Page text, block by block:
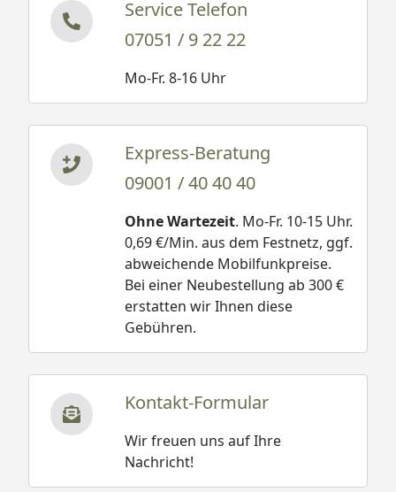
Service Telefon
07051 / 9 22 22
Mo-Fr. 8-16 Uhr
Express-Beratung
09001 / 40 40 40
Ohne Wartezeit. Mo-Fr. 10-15 Uhr.
0,69 €/Min. aus dem Festnetz, ggf.
abweichende Mobilfunkpreise.
Bei einer Neubestellung ab 300 €
erstatten wir Ihnen diese
Gebühren.
Kontakt-Formular
Wir freuen uns auf Ihre
Nachricht!